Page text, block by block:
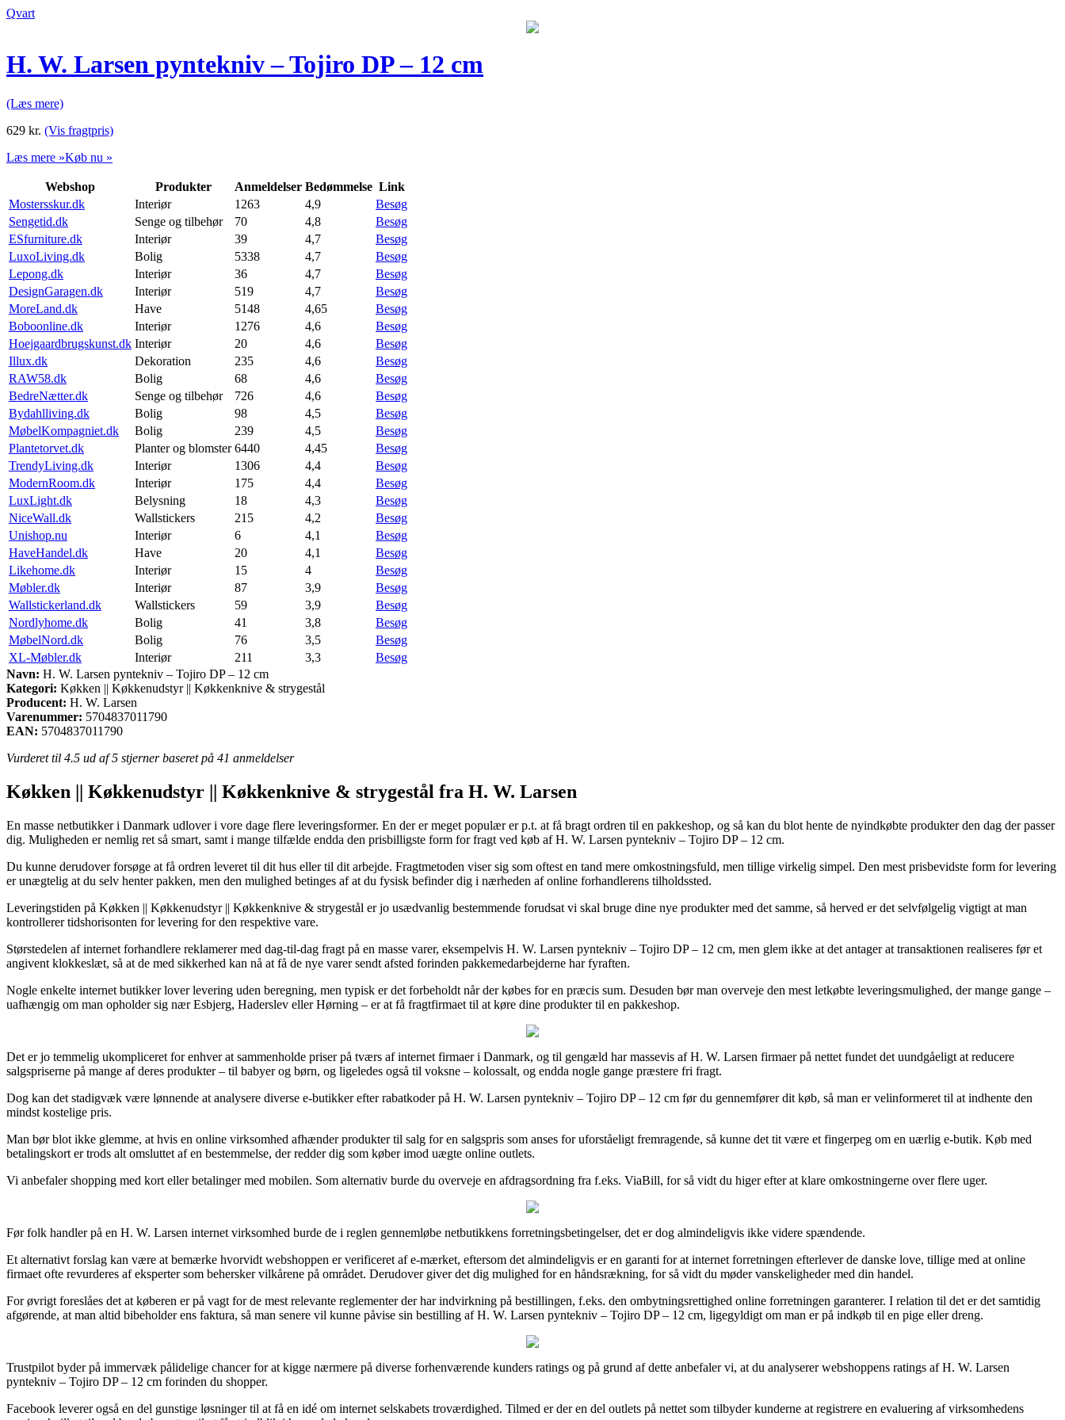
Qvart
H. W. Larsen pyntekniv – Tojiro DP – 12 cm
(Læs mere)
629 kr. (Vis fragtpris)
Læs mere »Køb nu »
Webshop Produkter Anmeldelser Bedømmelse Link
Mostersskur.dk
Interiør 1263 4,9
Besøg
Sengetid.dk
Senge og tilbehør 70 4,8
Besøg
ESfurniture.dk
Interiør 39 4,7
Besøg
LuxoLiving.dk
Bolig 5338 4,7
Besøg
Lepong.dk
Interiør 36 4,7
Besøg
DesignGaragen.dk
Interiør 519 4,7
Besøg
MoreLand.dk
Have 5148 4,65
Besøg
Boboonline.dk
Interiør 1276 4,6
Besøg
Hoejgaardbrugskunst.dk Interiør 20 4,6
Besøg
Illux.dk
Dekoration 235 4,6
Besøg
RAW58.dk
Bolig 68 4,6
Besøg
BedreNætter.dk
Senge og tilbehør 726 4,6
Besøg
Bydahlliving.dk
Bolig 98 4,5
Besøg
MøbelKompagniet.dk
Bolig 239 4,5
Besøg
Plantetorvet.dk
Planter og blomster 6440 4,45
Besøg
TrendyLiving.dk
Interiør 1306 4,4
Besøg
ModernRoom.dk
Interiør 175 4,4
Besøg
LuxLight.dk
Belysning 18 4,3
Besøg
NiceWall.dk
Wallstickers 215 4,2
Besøg
Unishop.nu
Interiør 6 4,1
Besøg
HaveHandel.dk
Have 20 4,1
Besøg
Likehome.dk
Interiør 15 4
Besøg
Møbler.dk
Interiør 87 3,9
Besøg
Wallstickerland.dk
Wallstickers 59 3,9
Besøg
Nordlyhome.dk
Bolig 41 3,8
Besøg
MøbelNord.dk
Bolig 76 3,5
Besøg
XL-Møbler.dk
Interiør 211 3,3
Besøg
Navn: H. W. Larsen pyntekniv – Tojiro DP – 12 cm
Kategori: Køkken || Køkkenudstyr || Køkkenknive & strygestål
Producent: H. W. Larsen
Varenummer: 5704837011790
EAN: 5704837011790
Vurderet til 4.5 ud af 5 stjerner baseret på 41 anmeldelser
Køkken || Køkkenudstyr || Køkkenknive & strygestål fra H. W. Larsen
En masse netbutikker i Danmark udlover i vore dage flere leveringsformer. En der er meget populær er p.t. at få bragt ordren til en pakkeshop, og så kan du blot hente de nyindkøbte produkter den dag der passer
dig. Muligheden er nemlig ret så smart, samt i mange tilfælde endda den prisbilligste form for fragt ved køb af H. W. Larsen pyntekniv – Tojiro DP – 12 cm.
Du kunne derudover forsøge at få ordren leveret til dit hus eller til dit arbejde. Fragtmetoden viser sig som oftest en tand mere omkostningsfuld, men tillige virkelig simpel. Den mest prisbevidste form for levering
er unægtelig at du selv henter pakken, men den mulighed betinges af at du fysisk befinder dig i nærheden af online forhandlerens tilholdssted.
Leveringstiden på Køkken || Køkkenudstyr || Køkkenknive & strygestål er jo usædvanlig bestemmende forudsat vi skal bruge dine nye produkter med det samme, så herved er det selvfølgelig vigtigt at man
kontrollerer tidshorisonten for levering for den respektive vare.
Størstedelen af internet forhandlere reklamerer med dag-til-dag fragt på en masse varer, eksempelvis H. W. Larsen pyntekniv – Tojiro DP – 12 cm, men glem ikke at det antager at transaktionen realiseres før et
angivent klokkeslæt, så at de med sikkerhed kan nå at få de nye varer sendt afsted forinden pakkemedarbejderne har fyraften.
Nogle enkelte internet butikker lover levering uden beregning, men typisk er det forbeholdt når der købes for en præcis sum. Desuden bør man overveje den mest letkøbte leveringsmulighed, der mange gange –
uafhængig om man opholder sig nær Esbjerg, Haderslev eller Hørning – er at få fragtfirmaet til at køre dine produkter til en pakkeshop.
Det er jo temmelig ukompliceret for enhver at sammenholde priser på tværs af internet firmaer i Danmark, og til gengæld har massevis af H. W. Larsen firmaer på nettet fundet det uundgåeligt at reducere
salgspriserne på mange af deres produkter – til babyer og børn, og ligeledes også til voksne – kolossalt, og endda nogle gange præstere fri fragt.
Dog kan det stadigvæk være lønnende at analysere diverse e-butikker efter rabatkoder på H. W. Larsen pyntekniv – Tojiro DP – 12 cm før du gennemfører dit køb, så man er velinformeret til at indhente den
mindst kostelige pris.
Man bør blot ikke glemme, at hvis en online virksomhed afhænder produkter til salg for en salgspris som anses for uforståeligt fremragende, så kunne det tit være et fingerpeg om en uærlig e-butik. Køb med
betalingskort er trods alt omsluttet af en bestemmelse, der redder dig som køber imod uægte online outlets.
Vi anbefaler shopping med kort eller betalinger med mobilen. Som alternativ burde du overveje en afdragsordning fra f.eks. ViaBill, for så vidt du higer efter at klare omkostningerne over flere uger.
Før folk handler på en H. W. Larsen internet virksomhed burde de i reglen gennemløbe netbutikkens forretningsbetingelser, det er dog almindeligvis ikke videre spændende.
Et alternativt forslag kan være at bemærke hvorvidt webshoppen er verificeret af e-mærket, eftersom det almindeligvis er en garanti for at internet forretningen efterlever de danske love, tillige med at online
firmaet ofte revurderes af eksperter som behersker vilkårene på området. Derudover giver det dig mulighed for en håndsrækning, for så vidt du møder vanskeligheder med din handel.
For øvrigt foreslåes det at køberen er på vagt for de mest relevante reglementer der har indvirkning på bestillingen, f.eks. den ombytningsrettighed online forretningen garanterer. I relation til det er det samtidig
afgørende, at man altid bibeholder ens faktura, så man senere vil kunne påvise sin bestilling af H. W. Larsen pyntekniv – Tojiro DP – 12 cm, ligegyldigt om man er på indkøb til en pige eller dreng.
Trustpilot byder på immervæk pålidelige chancer for at kigge nærmere på diverse forhenværende kunders ratings og på grund af dette anbefaler vi, at du analyserer webshoppens ratings af H. W. Larsen
pyntekniv – Tojiro DP – 12 cm forinden du shopper.
Facebook leverer også en del gunstige løsninger til at få en idé om internet selskabets troværdighed. Tilmed er der en del outlets på nettet som tilbyder kunderne at registrere en evaluering af virksomhedens